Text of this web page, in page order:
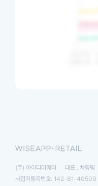
(주) 아이디어웨어 대표 : 차양명
사업자등록번호: 142-81-40509